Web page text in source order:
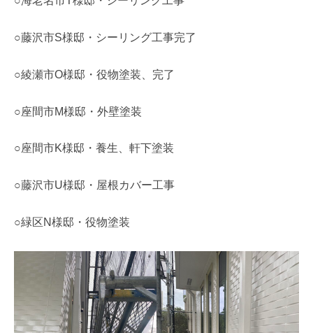
○藤沢市S様邸・シーリング工事完了
○綾瀬市O様邸・役物塗装、完了
○座間市M様邸・外壁塗装
○座間市K様邸・養生、軒下塗装
○藤沢市U様邸・屋根カバー工事
○緑区N様邸・役物塗装